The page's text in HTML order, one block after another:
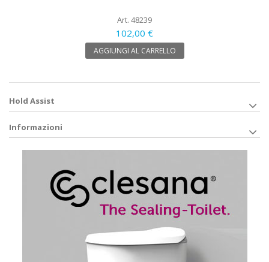
Art. 48239
102,00 €
AGGIUNGI AL CARRELLO
Hold Assist
Informazioni